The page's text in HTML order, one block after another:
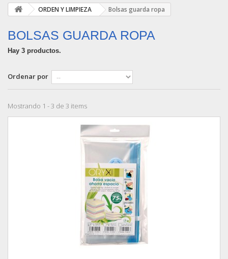
ORDEN Y LIMPIEZA Bolsas guarda ropa
BOLSAS GUARDA ROPA
Hay 3 productos.
Ordenar por
Mostrando 1 - 3 de 3 items